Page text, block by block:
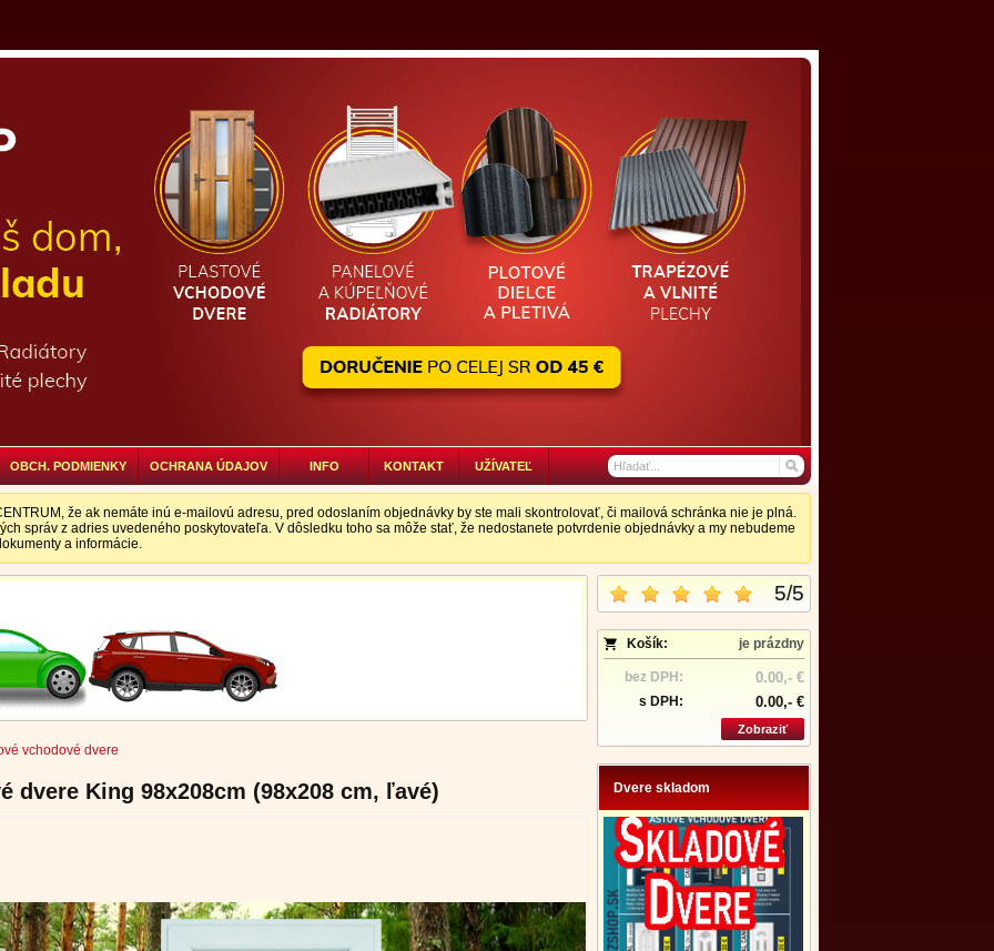
OBCH. PODMIENKY OCHRANA ÚDAJOV INFO KONTAKT UŽÍVATEĽ
že ak nemáte inú e-mailovú adresu, pred odoslaním objednávky by ste mali skontrolovať, či mailová schránka nie je plná.
správ z adries uvedeného poskytovateľa. V dôsledku toho sa môže stať, že nedostanete potvrdenie objednávky a my nebudeme
a informácie.
5/5
Košík: je prázdny
bez DPH: 0.00,- €
s DPH: 0.00,- €
Zobraziť
Dvere skladom
vchodové dvere
dvere King 98x208cm (98x208 cm, ľavé)